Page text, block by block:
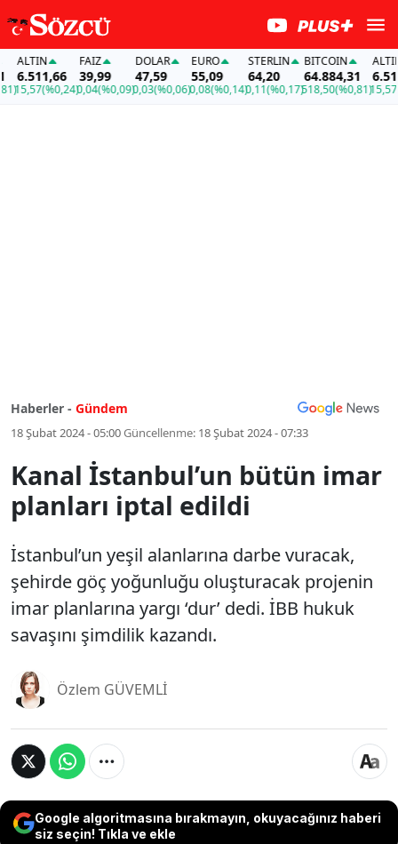
ALTIN
6.511,66
(%0,24)
FAİZ
39,99
0,04(%0,09)
DOLAR
47,59
0,03(%0,06)
EURO
55,09
0,08(%0,14)
STERLIN
64,20
0,11(%0,17)
BITCOIN
64.884,31
518,50(%0,81)
ALTIN
15,57
Haberler - Gündem
18 Şubat 2024 - 05:00Güncellenme: 18 Şubat 2024 - 07:33
Kanal İstanbul’un bütün imar
planları iptal edildi
İstanbul’un yeşil alanlarına darbe vuracak,
şehirde göç yoğunluğu oluşturacak projenin
imar planlarına yargı ‘dur’ dedi. İBB hukuk
savaşını şimdilik kazandı.
Özlem GÜVEMLİ
Google algoritmasına bırakmayın, okuyacağınız haberi
siz seçin! Tıkla ve ekle